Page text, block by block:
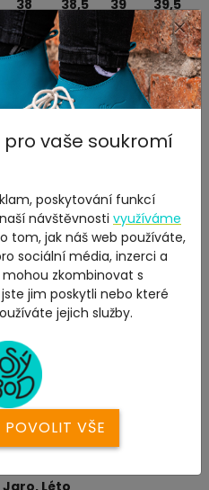
38 38,5 39 39,5
7,5 8 8,5 9
245 250 260
širší chodidlo.
nejprve
zašpinění a zajištění
Collonil Impregnační
použijtečisticí emulzije
spolehlivě odstraní i větší
přímo u zdrojů tepla.
zápachu
i ten nejodolnější zápach
Tenisky
Jaro, Léto
×
vaše soukromí
poskytování funkcí
návštěvnosti využíváme
tom, jak náš web používáte,
sociální média, inzerci a
zkombinovat s
jim poskytli nebo které
jejich služby.
POVOLIT VŠE